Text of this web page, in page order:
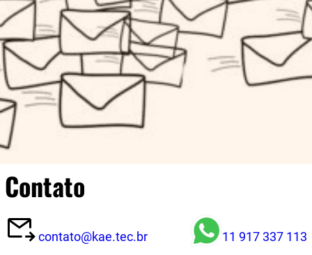
Contato
contato@kae.tec.br 11 917 337 113